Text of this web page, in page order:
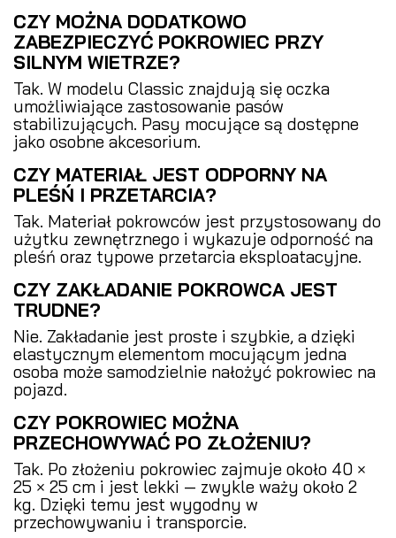
CZY MOŻNA DODATKOWO
ZABEZPIECZYĆ POKROWIEC PRZY
SILNYM WIETRZE?
Tak. W modelu Classic znajdują się oczka
umożliwiające zastosowanie pasów
stabilizujących. Pasy mocujące są dostępne
jako osobne akcesorium.
CZY MATERIAŁ JEST ODPORNY NA
PLEŚŃ I PRZETARCIA?
Tak. Materiał pokrowców jest przystosowany do
użytku zewnętrznego i wykazuje odporność na
pleśń oraz typowe przetarcia eksploatacyjne.
CZY ZAKŁADANIE POKROWCA JEST
TRUDNE?
Nie. Zakładanie jest proste i szybkie, a dzięki
elastycznym elementom mocującym jedna
osoba może samodzielnie nałożyć pokrowiec na
pojazd.
CZY POKROWIEC MOŻNA
PRZECHOWYWAĆ PO ZŁOŻENIU?
Tak. Po złożeniu pokrowiec zajmuje około 40 ×
25 × 25 cm i jest lekki — zwykle waży około 2
kg. Dzięki temu jest wygodny w
przechowywaniu i transporcie.